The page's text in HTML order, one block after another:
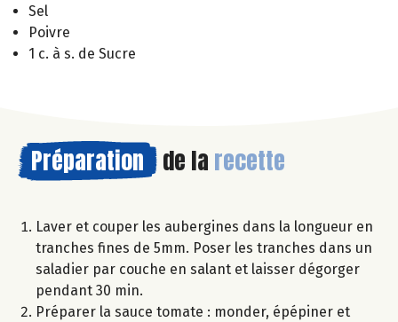
Sel
Poivre
1 c. à s. de Sucre
Préparation de la recette
Laver et couper les aubergines dans la longueur en
tranches fines de 5mm. Poser les tranches dans un
saladier par couche en salant et laisser dégorger
pendant 30 min.
Préparer la sauce tomate : monder, épépiner et